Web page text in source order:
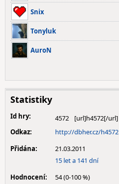
Snix
Tonyluk
AuroN
Statistiky
Id hry:
4572
Odkaz:
http://dbher.cz/h4572
Přidána:
21.03.2011
15 let a 141 dní
Hodnocení:
54 (0-100 %)